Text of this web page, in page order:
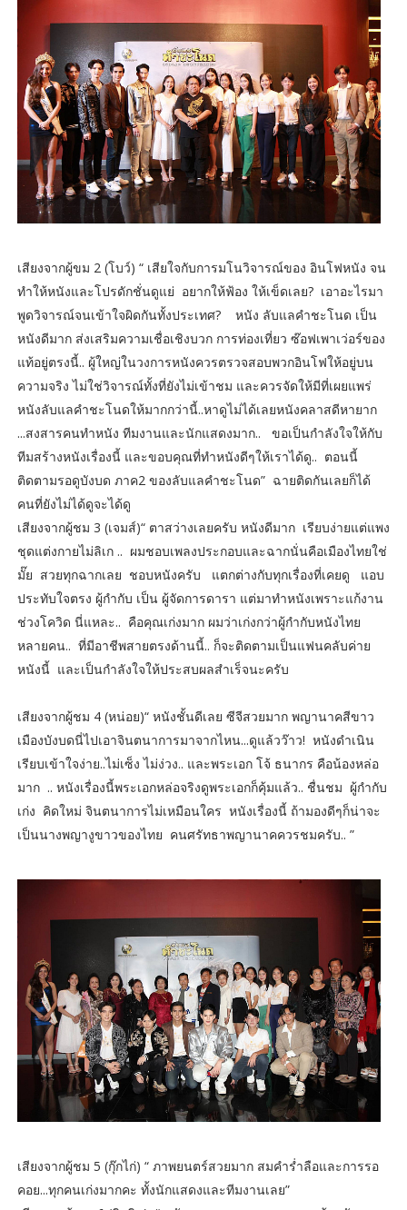
เสียงจากผู้ขม 2 (โบว์) “ เสียใจกับการมโนวิจารณ์ของ อินโฟหนัง จน
ทำให้หนังและโปรดักชั่นดูแย่ อยากให้ฟ้อง ให้เข็ดเลย? เอาอะไรมา
พูดวิจารณ์จนเข้าใจผิดกันทั้งประเทศ? หนัง ลับแลคำชะโนด เป็น
หนังดีมาก ส่งเสริมความเชื่อเชิงบวก การท่องเที่ยว ซ๊อฟเพาเว่อร์ของ
แท้อยู่ตรงนี้.. ผู้ใหญ่ในวงการหนังควรตรวจสอบพวกอินโฟให้อยู่บน
ความจริง ไม่ใช่วิจารณ์ทั้งที่ยังไม่เข้าชม และควรจัดให้มีที่เผยแพร่
หนังลับแลคำชะโนดให้มากกว่านี้..หาดูไม่ได้เลยหนังคลาสดีหายาก
...สงสารคนทำหนัง ทีมงานและนักแสดงมาก.. ขอเป็นกำลังใจให้กับ
ทีมสร้างหนังเรื่องนี้ และขอบคุณที่ทำหนังดีๆให้เราได้ดู.. ตอนนี้
ติดตามรอดูบังบด ภาค2 ของลับแลคำชะโนด” ฉายติดกันเลยก็ได้
คนที่ยังไม่ได้ดูจะได้ดู
เสียงจากผู้ชม 3 (เจมส์)“ ตาสว่างเลยครับ หนังดีมาก เรียบง่ายแต่แพง
ชุดแต่งกายไม่ลิเก .. ผมชอบเพลงประกอบและฉากนั่นคือเมืองไทยใช่
มั๊ย สวยทุกฉากเลย ชอบหนังครับ แตกต่างกับทุกเรื่องที่เคยดู แอบ
ประทับใจตรง ผู้กำกับ เป็น ผู้จัดการดารา แต่มาทำหนังเพราะแก้งาน
ช่วงโควิด นี่แหละ.. คือคุณเก่งมาก ผมว่าเก่งกว่าผู้กำกับหนังไทย
หลายคน.. ที่มีอาชีพสายตรงด้านนี้.. ก็จะติดตามเป็นแฟนคลับค่าย
หนังนี้ และเป็นกำลังใจให้ประสบผลสำเร็จนะครับ
เสียงจากผู้ชม 4 (หน่อย)“ หนังชั้นดีเลย ซีจีสวยมาก พญานาคสีขาว
เมืองบังบดนี่ไปเอาจินตนาการมาจากไหน...ดูแล้วว๊าว! หนังดำเนิน
เรียบเข้าใจง่าย..ไม่เซ็ง ไม่ง่วง.. และพระเอก โจ้ ธนากร คือน้องหล่อ
มาก .. หนังเรื่องนี้พระเอกหล่อจริงดูพระเอกก็คุ้มแล้ว.. ชื่นชม ผู้กำกับ
เก่ง คิดใหม่ จินตนาการไม่เหมือนใคร หนังเรื่องนี้ ถ้ามองดีๆก็น่าจะ
เป็นนางพญางูขาวของไทย คนศรัทธาพญานาคควรชมครับ.. ”
เสียงจากผู้ชม 5 (กุ๊กไก่) “ ภาพยนตร์สวยมาก สมคำร่ำลือและการรอ
คอย...ทุกคนเก่งมากคะ ทั้งนักแสดงและทีมงานเลย”